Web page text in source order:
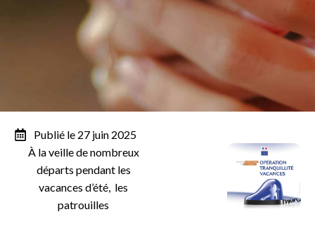
Publié le 27 juin 2025
À la veille de nombreux
départs pendant les
vacances d’été, les
patrouilles